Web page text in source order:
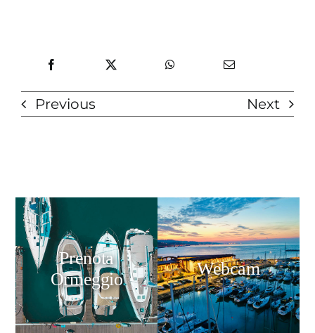
Previous Next
Prenota
Ormeggio
Webcam